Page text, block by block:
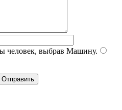
человек, выбрав Машину.